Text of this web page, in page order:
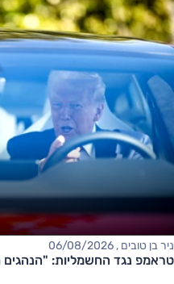
ניר בן טובים , 06/08/2026
טראמפ נגד החשמליות: "הנהגים